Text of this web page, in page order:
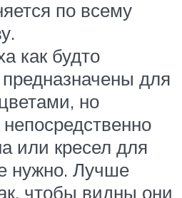
по всему
как будто
для
но
непосредственно
или кресел для
нужно. Лучше
чтобы видны они